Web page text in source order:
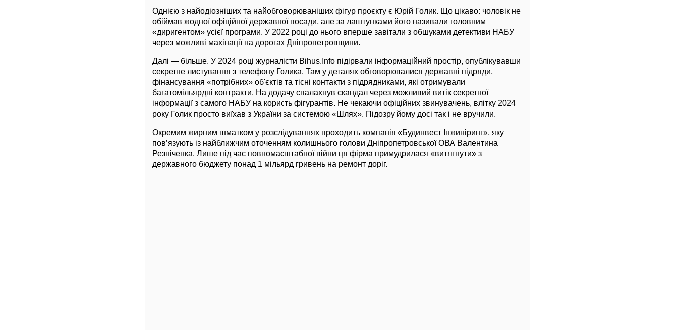
Однією з найодіозніших та найобговорюваніших фігур проєкту є Юрій Голик. Що цікаво: чоловік не
обіймав жодної офіційної державної посади, але за лаштунками його називали головним
«диригентом» усієї програми. У 2022 році до нього вперше завітали з обшуками детективи НАБУ
через можливі махінації на дорогах Дніпропетровщини.
Далі — більше. У 2024 році журналісти Bihus.Info підірвали інформаційний простір, опублікувавши
секретне листування з телефону Голика. Там у деталях обговорювалися державні підряди,
фінансування «потрібних» об'єктів та тісні контакти з підрядниками, які отримували
багатомільярдні контракти. На додачу спалахнув скандал через можливий витік секретної
інформації з самого НАБУ на користь фігурантів. Не чекаючи офіційних звинувачень, влітку 2024
року Голик просто виїхав з України за системою «Шлях». Підозру йому досі так і не вручили.
Окремим жирним шматком у розслідуваннях проходить компанія «Будинвест Інжиніринг», яку
пов’язують із найближчим оточенням колишнього голови Дніпропетровської ОВА Валентина
Резніченка. Лише під час повномасштабної війни ця фірма примудрилася «витягнути» з
державного бюджету понад 1 мільярд гривень на ремонт доріг.